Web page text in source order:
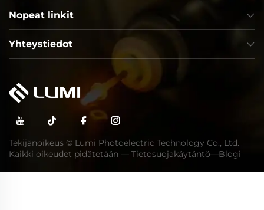
Nopeat linkit
Yhteystiedot
Tekijänoikeus © Lumi Photoelectric Technology Co., Ltd.
Kaikki oikeudet pidätetään — Tietosuojakäytäntö—Blogi